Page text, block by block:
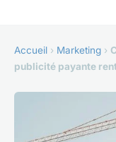
Accueil › Marketing ›
publicité payante